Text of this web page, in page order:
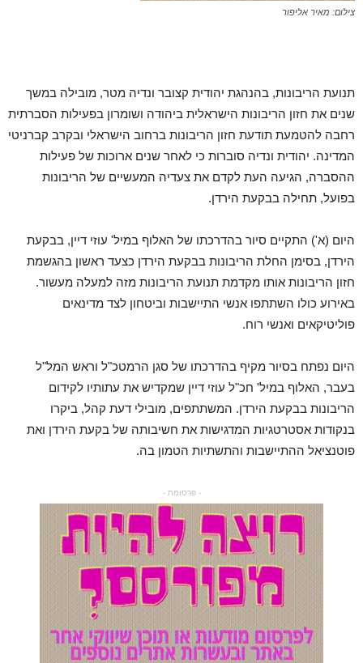
צילום: מאיר אליפור
תנועת הריבונות, בהנהגת יהודית קצובר ונדיה מטר, מובילה במשך
שנים את חזון הריבונות הישראלית ביהודה ושומרון בפעילות הסברתית
רחבה להטמעת תודעת חזון הריבונות ברחוב הישראלי ובקרב קברניטי
המדינה. יהודית ונדיה סוברות כי לאחר שנים ארוכות של פעילות
ההסברה, הגיעה העת לקדם את צעדיה המעשיים של הריבונות
בפועל, תחילה בבקעת הירדן.
היום (א') התקיים סיור בהדרכתו של האלוף במיל' עוזי דיין, בבקעת
הירדן, בסימן החלת הריבונות בבקעת הירדן כצעד ראשון בהגשמת
חזון הריבונות אותו מקדמת תנועת הריבונות מזה למעלה מעשור.
באירוע כולו השתתפו אנשי התיישבות וביטחון לצד מדינאים
פוליטיקאים ואנשי רוח.
היום נפתח בסיור מקיף בהדרכתו של סגן הרמטכ"ל וראש המל"ל
בעבר, האלוף במיל' חכ"ל עוזי דיין שמקדיש את עתותיו לקידום
הריבונות בבקעת הירדן. המשתתפים, מובילי דעת קהל, ביקרו
בנקודות אסטרטגיות המדגישות את חשיבותה של בקעת הירדן ואת
פוטנציאל ההתיישבות והתשתיות הטמון בה.
- פרסומת -